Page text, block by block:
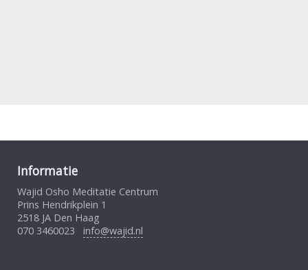
Informatie
Wajid Osho Meditatie Centrum
Prins Hendrikplein 1
2518 JA Den Haag
070 3460023 info@wajid.nl